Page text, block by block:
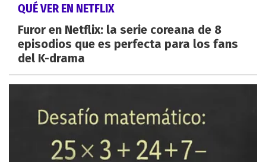
QUÉ VER EN NETFLIX
Furor en Netflix: la serie coreana de 8
episodios que es perfecta para los fans
del K-drama